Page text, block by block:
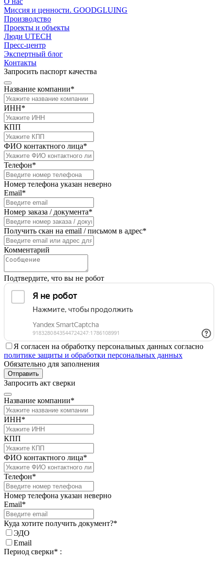
Миссия и ценности. GOODGLUING
Производство
Проекты и объекты
Люди UTECH
Пресс-центр
Экспертный блог
Контакты
Запросить паспорт качества
Название компании*
ИНН*
КПП
ФИО контактного лица*
Телефон*
Номер телефона указан неверно
Email*
Номер заказа / документа*
Получить скан на email / письмом в адрес*
Комментарий
Подтвердите, что вы не робот
Я согласен на обработку персональных данных согласно
политике защиты и обработки персональных данных
Обязательно для заполнения
Отправить
Запросить акт сверки
Название компании*
ИНН*
КПП
ФИО контактного лица*
Телефон*
Номер телефона указан неверно
Email*
Куда хотите получить документ?*
ЭДО
Email
Период сверки* :